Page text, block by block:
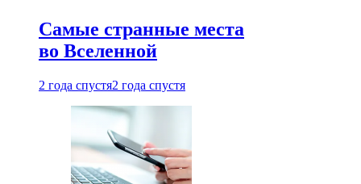
Самые странные места
во Вселенной
2 года спустя2 года спустя